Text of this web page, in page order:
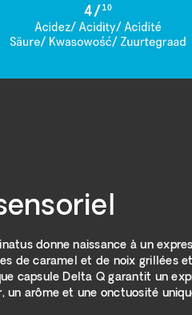
donne naissance à un
de caramel et de noix grillées
capsule Delta Q garantit un
un arôme et une onctuosité